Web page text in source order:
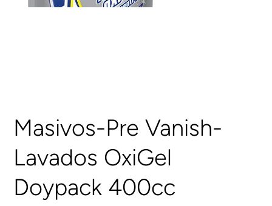
Masivos-Pre Vanish-
Lavados OxiGel
Doypack 400cc